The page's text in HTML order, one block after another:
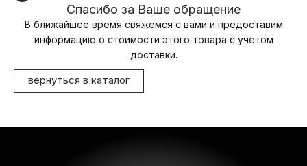
Спасибо за Ваше обращение
В ближайшее время свяжемся с вами и предоставим
информацию о стоимости этого товара с учетом
доставки.
вернуться в каталог